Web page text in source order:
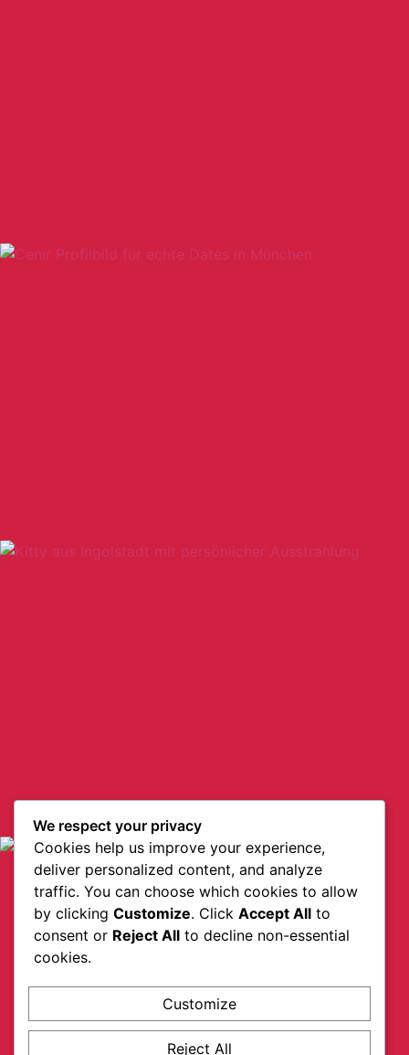
We respect your privacy
Cookies help us improve your experience,
deliver personalized content, and analyze
traffic. You can choose which cookies to allow
by clicking Customize. Click Accept All to
consent or Reject All to decline non-essential
cookies.
Customize
Reject All